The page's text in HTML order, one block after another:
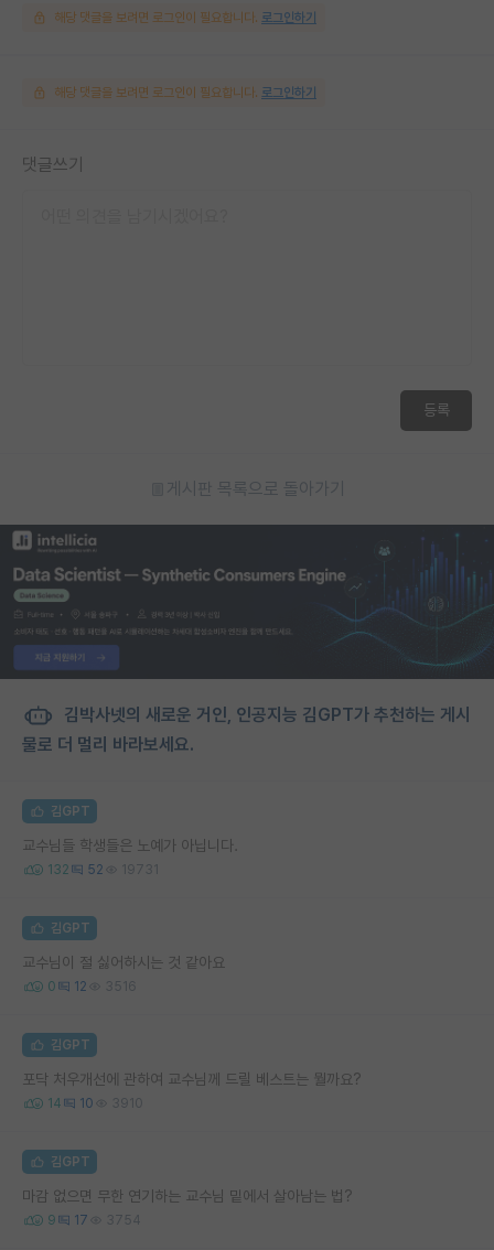
해당 댓글을 보려면 로그인이 필요합니다. 로그인하기
해당 댓글을 보려면 로그인이 필요합니다. 로그인하기
댓글쓰기
등록
게시판 목록으로 돌아가기
김박사넷의 새로운 거인, 인공지능 김GPT가 추천하는 게시
물로 더 멀리 바라보세요.
김GPT
교수님들 학생들은 노예가 아닙니다.
132 52 19731
김GPT
교수님이 절 싫어하시는 것 같아요
0 12 3516
김GPT
포닥 처우개선에 관하여 교수님께 드릴 베스트는 뭘까요?
14 10 3910
김GPT
마감 없으면 무한 연기하는 교수님 밑에서 살아남는 법?
9 17 3754